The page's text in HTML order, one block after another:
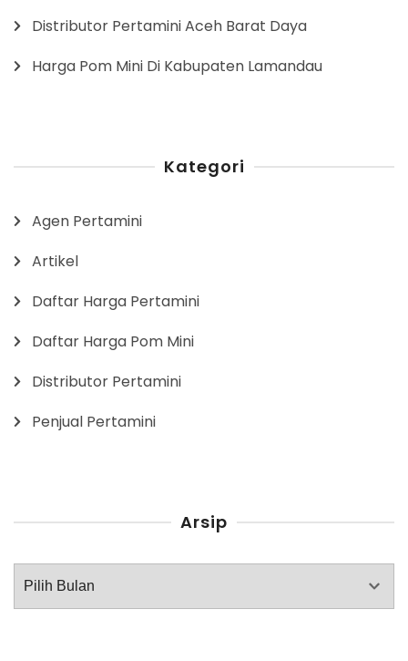
Distributor Pertamini Aceh Barat Daya
Harga Pom Mini Di Kabupaten Lamandau
Kategori
Agen Pertamini
Artikel
Daftar Harga Pertamini
Daftar Harga Pom Mini
Distributor Pertamini
Penjual Pertamini
Arsip
Arsip